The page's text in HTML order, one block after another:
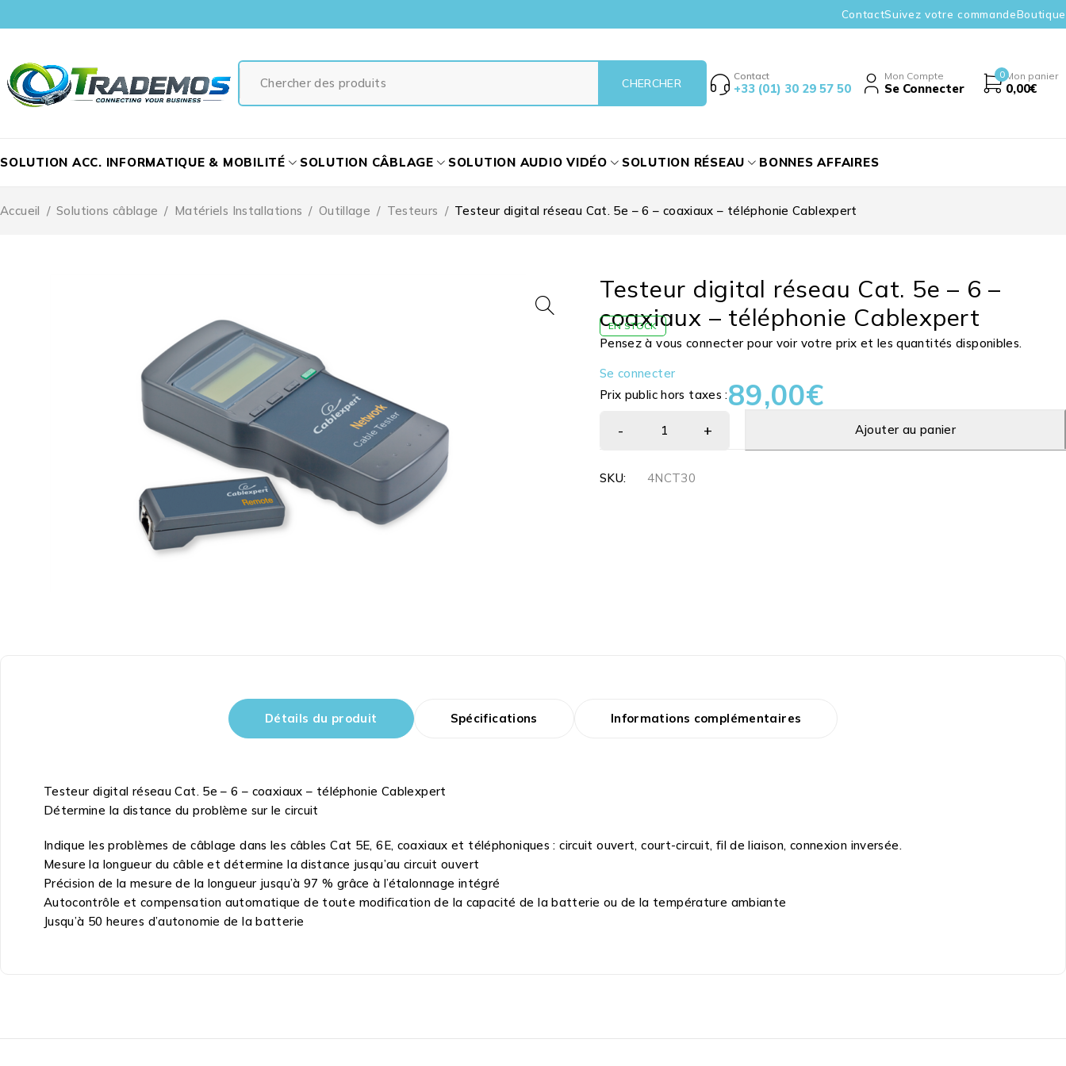
ContactSuivez votre commandeBoutique
Contact
+33 (01) 30 29 57 50
Mon Compte
Se Connecter
0 Mon panier
0,00€
SOLUTION ACC. INFORMATIQUE & MOBILITÉ SOLUTION CÂBLAGE SOLUTION AUDIO VIDÉO SOLUTION RÉSEAU BONNES AFFAIRES
Accueil / Solutions câblage / Matériels Installations / Outillage / Testeurs / Testeur digital réseau Cat. 5e – 6 – coaxiaux – téléphonie Cablexpert
Testeur digital réseau Cat. 5e – 6 –
coaxiaux – téléphonie Cablexpert
EN STOCK
Pensez à vous connecter pour voir votre prix et les quantités disponibles.
Se connecter
Prix public hors taxes :89,00€
Ajouter au panier
SKU: 4NCT30
Détails du produit Spécifications Informations complémentaires
Testeur digital réseau Cat. 5e – 6 – coaxiaux – téléphonie Cablexpert
Détermine la distance du problème sur le circuit
Indique les problèmes de câblage dans les câbles Cat 5E, 6E, coaxiaux et téléphoniques : circuit ouvert, court-circuit, fil de liaison, connexion inversée.
Mesure la longueur du câble et détermine la distance jusqu’au circuit ouvert
Précision de la mesure de la longueur jusqu’à 97 % grâce à l’étalonnage intégré
Autocontrôle et compensation automatique de toute modification de la capacité de la batterie ou de la température ambiante
Jusqu’à 50 heures d’autonomie de la batterie